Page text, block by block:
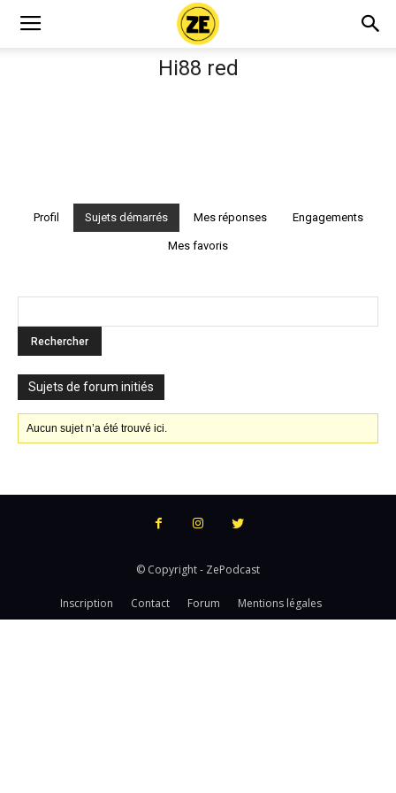
Hi88 red
Profil Sujets démarrés Mes réponses Engagements
Mes favoris
Sujets de forum initiés
Aucun sujet n’a été trouvé ici.
© Copyright - ZePodcast
Inscription Contact Forum Mentions légales